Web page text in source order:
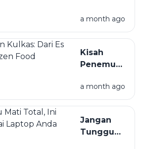
Habis?
Mahal?
Lindungi
Anda
Sejak Hari
a month ago
Kisah
Penemuan
Dari Es
Balok
Frozen
Food
a month ago
Jangan
Tunggu